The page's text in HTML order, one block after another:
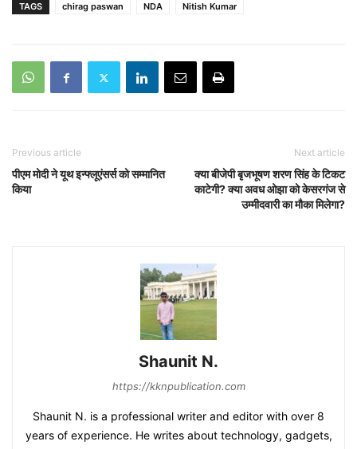
TAGS chirag paswan NDA Nitish Kumar
Previous article
पीएम मोदी ने यूथ इन्फ्लूएंसर्स को सम्मानित
किया
Next article
क्या बीजेपी बृजभूषण शरण सिंह के टिकट
काटेगी? क्या अवध ओझा को केसरगंज से
उम्मीदवारी का मौका मिलेगा?
Shaunit N.
https://kknpublication.com
Shaunit N. is a professional writer and editor with over 8
years of experience. He writes about technology, gadgets,